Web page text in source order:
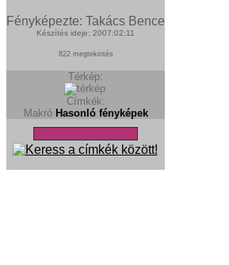
Fényképezte: Takács Bence
Készítés ideje: 2007:02:11
822 megtekintés
Térkép:
Címkék:
Makró Hasonló fényképek